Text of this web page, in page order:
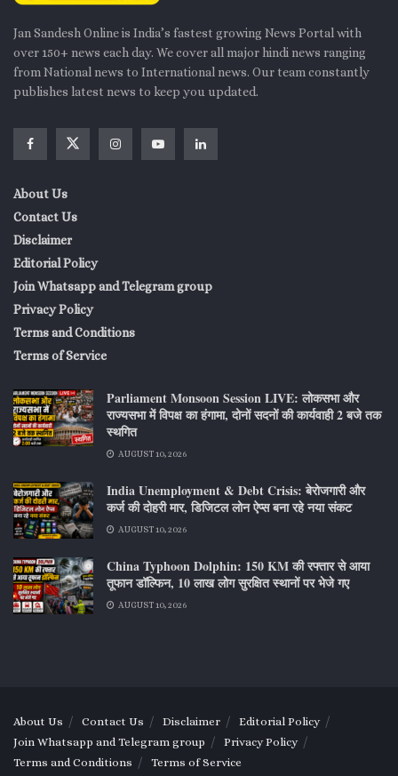
Jan Sandesh Online is India’s fastest growing News Portal with
over 150+ news each day. We cover all major hindi news ranging
from National news to International news. Our team constantly
publishes latest news to keep you updated.
About Us
Contact Us
Disclaimer
Editorial Policy
Join Whatsapp and Telegram group
Privacy Policy
Terms and Conditions
Terms of Service
Parliament Monsoon Session LIVE: लोकसभा और
राज्यसभा में विपक्ष का हंगामा, दोनों सदनों की कार्यवाही 2 बजे तक
स्थगित
AUGUST 10, 2026
India Unemployment & Debt Crisis: बेरोजगारी और
कर्ज की दोहरी मार, डिजिटल लोन ऐप्स बना रहे नया संकट
AUGUST 10, 2026
China Typhoon Dolphin: 150 KM की रफ्तार से आया
तूफान डॉल्फिन, 10 लाख लोग सुरक्षित स्थानों पर भेजे गए
AUGUST 10, 2026
About Us Contact Us Disclaimer
Editorial Policy
Join Whatsapp and Telegram group
Privacy Policy
Terms and Conditions
Terms of Service